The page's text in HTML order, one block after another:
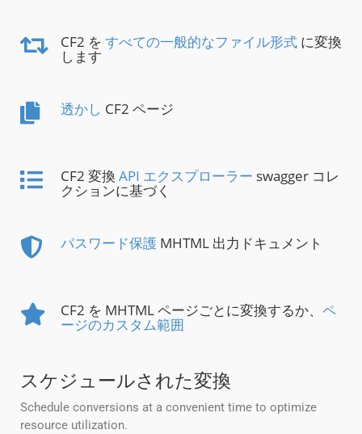
CF2 を すべての一般的なファイル形式 に変換
します
透かし CF2 ページ
CF2 変換 API エクスプローラー swagger コレ
クションに基づく
パスワード保護 MHTML 出力ドキュメント
CF2 を MHTML ページごとに変換するか、 ペ
ージのカスタム範囲
スケジュールされた変換
Schedule conversions at a convenient time to optimize
resource utilization.